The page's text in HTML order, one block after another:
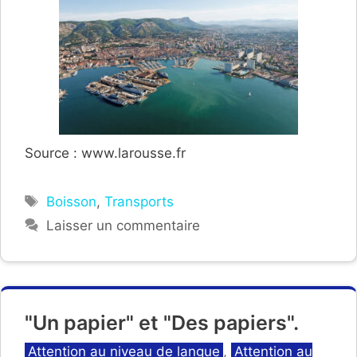
Source : www.larousse.fr
Étiquettes
Boisson,Transports
Laisser un commentaire
"Un papier" et "Des papiers".
Catégories
Attention au niveau de langue , Attention au